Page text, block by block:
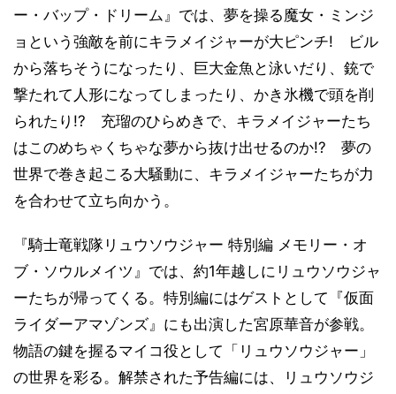
ー・バップ・ドリーム』では、夢を操る魔女・ミンジ
ョという強敵を前にキラメイジャーが大ピンチ! ビル
から落ちそうになったり、巨大金魚と泳いだり、銃で
撃たれて人形になってしまったり、かき氷機で頭を削
られたり!? 充瑠のひらめきで、キラメイジャーたち
はこのめちゃくちゃな夢から抜け出せるのか!? 夢の
世界で巻き起こる大騒動に、キラメイジャーたちが力
を合わせて立ち向かう。
『騎士竜戦隊リュウソウジャー 特別編 メモリー・オ
ブ・ソウルメイツ』では、約1年越しにリュウソウジャ
ーたちが帰ってくる。特別編にはゲストとして『仮面
ライダーアマゾンズ』にも出演した宮原華音が参戦。
物語の鍵を握るマイコ役として「リュウソウジャー」
の世界を彩る。解禁された予告編には、リュウソウジ